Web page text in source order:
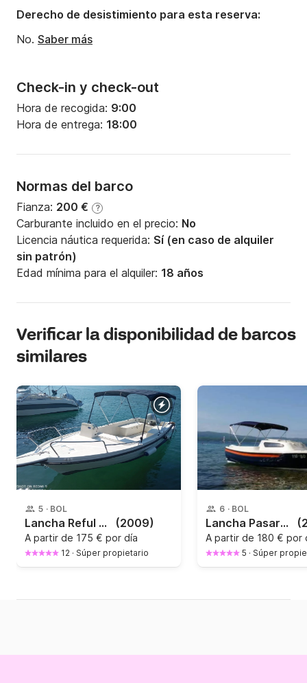
Check-in y check-out
Hora de recogida: 9:00
Hora de entrega: 18:00
Normas del barco
Fianza: 200 € ?
Carburante incluido en el precio: No
Licencia náutica requerida: Sí (en caso de alquiler
sin patrón)
Edad mínima para el alquiler: 18 años
Derecho de desistimiento para esta reserva:
No. Saber más
Verificar la disponibilidad de barcos
similares
5 · BOL
Lancha Reful 490 Open 60CV (2009)
A partir de 175 € por día
12 · Súper propietario
6 · BOL
Lancha Pasara Cabin 8CV
A partir de 180 € por
5 · Súper